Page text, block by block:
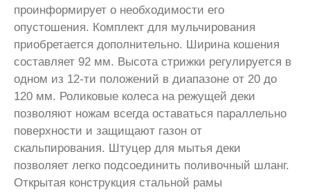
проинформирует о необходимости его
опустошения. Комплект для мульчирования
приобретается дополнительно. Ширина кошения
составляет 92 мм. Высота стрижки регулируется в
одном из 12-ти положений в диапазоне от 20 до
120 мм. Роликовые колеса на режущей деки
позволяют ножам всегда оставаться параллельно
поверхности и защищают газон от
скальпирования. Штуцер для мытья деки
позволяет легко подсоединить поливочный шланг.
Открытая конструкция стальной рамы